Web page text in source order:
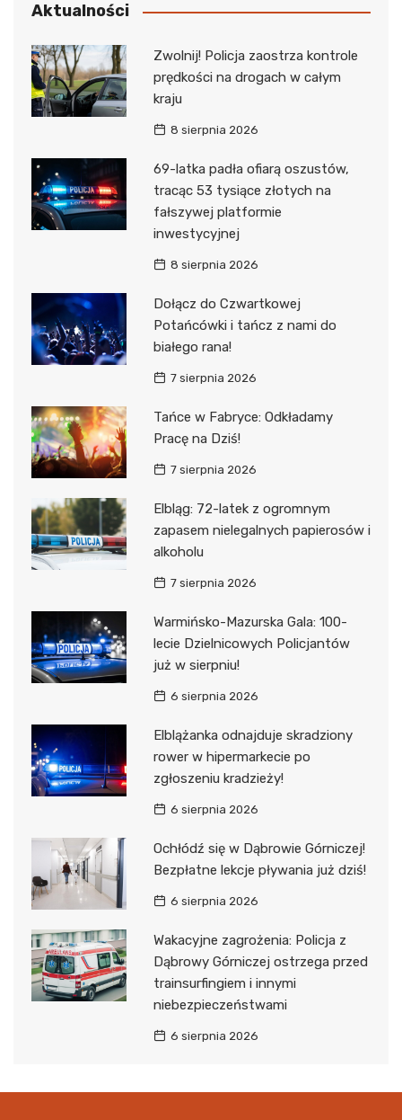
Aktualności
Zwolnij! Policja zaostrza kontrole
prędkości na drogach w całym
kraju
8 sierpnia 2026
69-latka padła ofiarą oszustów,
tracąc 53 tysiące złotych na
fałszywej platformie
inwestycyjnej
8 sierpnia 2026
Dołącz do Czwartkowej
Potańcówki i tańcz z nami do
białego rana!
7 sierpnia 2026
Tańce w Fabryce: Odkładamy
Pracę na Dziś!
7 sierpnia 2026
Elbląg: 72-latek z ogromnym
zapasem nielegalnych papierosów i
alkoholu
7 sierpnia 2026
Warmińsko-Mazurska Gala: 100-
lecie Dzielnicowych Policjantów
już w sierpniu!
6 sierpnia 2026
Elblążanka odnajduje skradziony
rower w hipermarkecie po
zgłoszeniu kradzieży!
6 sierpnia 2026
Ochłódź się w Dąbrowie Górniczej!
Bezpłatne lekcje pływania już dziś!
6 sierpnia 2026
Wakacyjne zagrożenia: Policja z
Dąbrowy Górniczej ostrzega przed
trainsurfingiem i innymi
niebezpieczeństwami
6 sierpnia 2026